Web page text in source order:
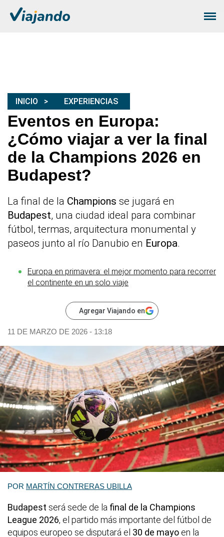
INICIO EXPERIENCIAS
Eventos en Europa:
¿Cómo viajar a ver la final
de la Champions 2026 en
Budapest?
La final de la Champions se jugará en
Budapest, una ciudad ideal para combinar
fútbol, termas, arquitectura monumental y
paseos junto al río Danubio en Europa.
Europa en primavera: el mejor momento para recorrer
el continente en un solo viaje
Agregar Viajando en
11 DE MARZO DE 2026 - 13:18
POR MARTÍN CONTRERAS UBILLA
Budapest será sede de la final de la Champions
League 2026, el partido más importante del fútbol de
equipos europeo se disputará el 30 de mayo en la